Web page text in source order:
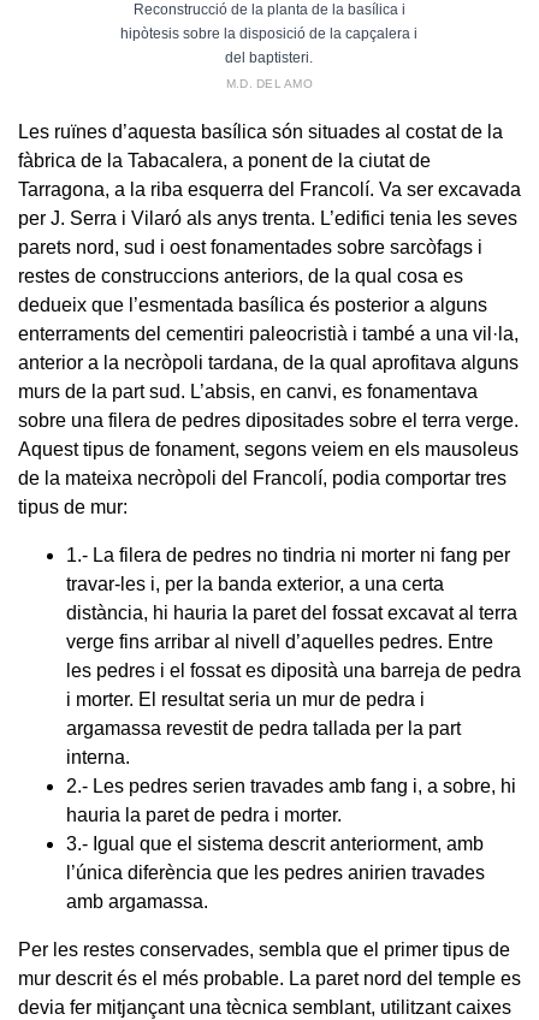
Reconstrucció de la planta de la basílica i
hipòtesis sobre la disposició de la capçalera i
del baptisteri.
M.D. DEL AMO
Les ruïnes d’aquesta basílica són situades al costat de la
fàbrica de la Tabacalera, a ponent de la ciutat de
Tarragona, a la riba esquerra del Francolí. Va ser excavada
per J. Serra i Vilaró als anys trenta. L’edifici tenia les seves
parets nord, sud i oest fonamentades sobre sarcòfags i
restes de construccions anteriors, de la qual cosa es
dedueix que l’esmentada basílica és posterior a alguns
enterraments del cementiri paleocristià i també a una vil·la,
anterior a la necròpoli tardana, de la qual aprofitava alguns
murs de la part sud. L’absis, en canvi, es fonamentava
sobre una filera de pedres dipositades sobre el terra verge.
Aquest tipus de fonament, segons veiem en els mausoleus
de la mateixa necròpoli del Francolí, podia comportar tres
tipus de mur:
1.- La filera de pedres no tindria ni morter ni fang per
travar-les i, per la banda exterior, a una certa
distància, hi hauria la paret del fossat excavat al terra
verge fins arribar al nivell d’aquelles pedres. Entre
les pedres i el fossat es diposità una barreja de pedra
i morter. El resultat seria un mur de pedra i
argamassa revestit de pedra tallada per la part
interna.
2.- Les pedres serien travades amb fang i, a sobre, hi
hauria la paret de pedra i morter.
3.- Igual que el sistema descrit anteriorment, amb
l’única diferència que les pedres anirien travades
amb argamassa.
Per les restes conservades, sembla que el primer tipus de
mur descrit és el més probable. La paret nord del temple es
devia fer mitjançant una tècnica semblant, utilitzant caixes